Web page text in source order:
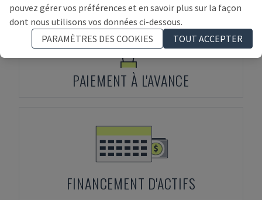
PAIEMENT À L'AVANCE
FINANCEMENT D'ACTIFS
pouvez gérer vos préférences et en savoir plus sur la façon
dont nous utilisons vos données ci-dessous.
PARAMÈTRES DES COOKIES
TOUT ACCEPTER